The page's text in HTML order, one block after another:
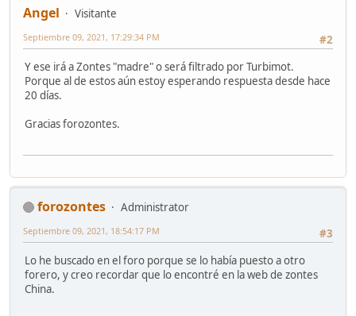
Angel
Visitante
#2
Septiembre 09, 2021, 17:29:34 PM
Y ese irá a Zontes "madre" o será filtrado por Turbimot.
Porque al de estos aún estoy esperando respuesta desde hace
20 días.
Gracias forozontes.
forozontes
Administrator
#3
Septiembre 09, 2021, 18:54:17 PM
Lo he buscado en el foro porque se lo había puesto a otro
forero, y creo recordar que lo encontré en la web de zontes
China.